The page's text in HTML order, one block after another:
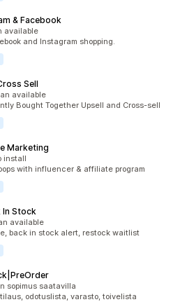
& Facebook
available
and Instagram shopping.
Sell
available
Bought Together Upsell and Cross-sell
Marketing
install
with influencer & affiliate program
In Stock
available
back in stock alert, restock waitlist
sopimus saatavilla
odotuslista, varasto, toivelista